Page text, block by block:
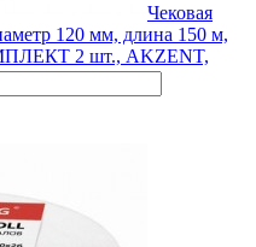
Чековая
120 мм, длина 150 м,
2 шт., AKZENT,